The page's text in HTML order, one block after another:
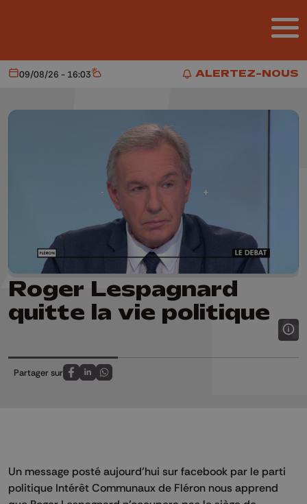
ALERTEZ-NOUS
ALERTEZ-NOUS
Aujourd'hui
09/08/26 - 16:03 Météo
Roger Lespagnard
quitte la vie politique
Partager sur
Partagez sur FaceBook
Partagez sur LinkedIn
Partagez sur Whatsapp
Un message posté aujourd’hui sur facebook par le parti
politique Intérêt Communaux de Fléron nous apprend